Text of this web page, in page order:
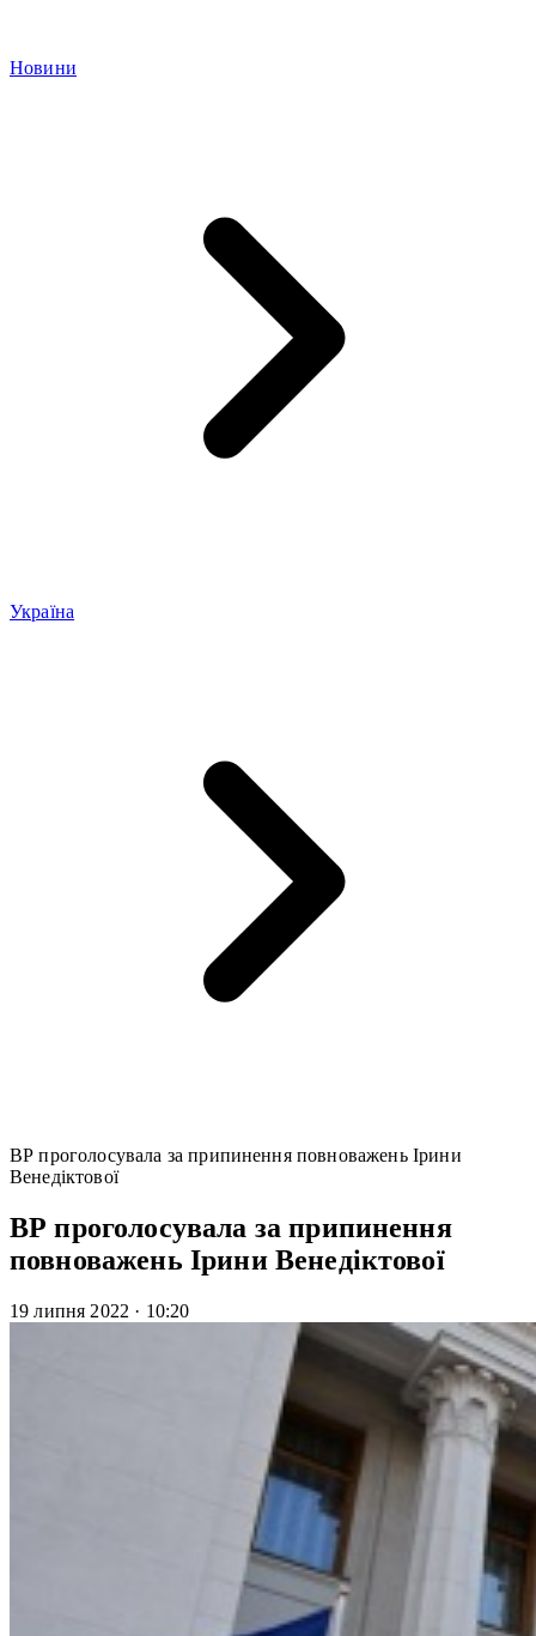
Новини
Україна
ВР проголосувала за припинення повноважень Ірини
Венедіктової
ВР проголосувала за припинення
повноважень Ірини Венедіктової
19 липня 2022 · 10:20